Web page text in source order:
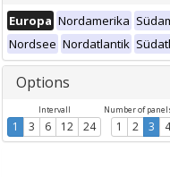
Europa Nordamerika
Nordsee Nordatlantik
Options
Intervall
1 3 6 12 24
Number of
1 2 3 4